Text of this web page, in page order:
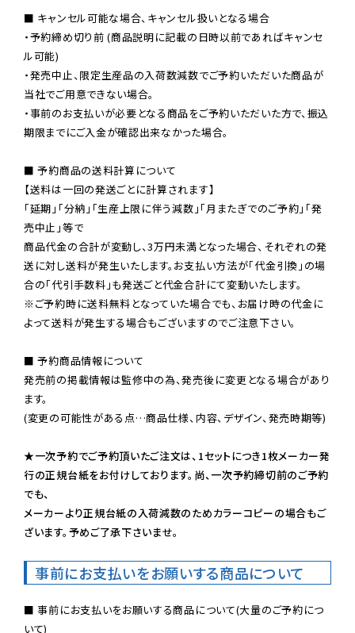
■ キャンセル可能な場合、キャンセル扱いとなる場合
・予約締め切り前 (商品説明に記載の日時以前であればキャンセ
ル可能)
・発売中止、限定生産品の入荷数減数でご予約いただいた商品が
当社でご用意できない場合。
・事前のお支払いが必要となる商品をご予約いただいた方で、振込
期限までにご入金が確認出来なかった場合。
■ 予約商品の送料計算について
【送料は一回の発送ごとに計算されます】
「延期」「分納」「生産上限に伴う減数」「月またぎでのご予約」「発
売中止」等で
商品代金の合計が変動し、3万円未満となった場合、それぞれの発
送に対し送料が発生いたします。お支払い方法が「代金引換」の場
※ご予約時に送料無料となっていた場合でも、お届け時の代金に
よって送料が発生する場合もございますのでご注意下さい。
■ 予約商品情報について
発売前の掲載情報は監修中の為、発売後に変更となる場合があり
ます。
(変更の可能性がある点…商品仕様、内容、デザイン、発売時期等)
★一次予約でご予約頂いたご注文は、1セットにつき1枚メーカー発
行の正規台紙をお付けしております。尚、一次予約締切前のご予約
でも、
メーカーより正規台紙の入荷減数のためカラーコピーの場合もご
ざいます。予めご了承下さいませ。
事前にお支払いをお願いする商品について
■ 事前にお支払いをお願いする商品について(大量のご予約につ
いて)